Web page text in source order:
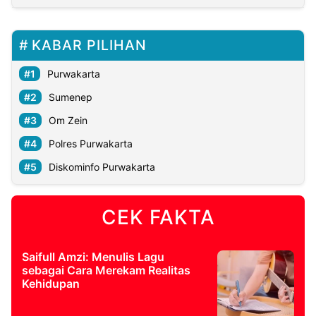
KABAR PILIHAN
Purwakarta
Sumenep
Om Zein
Polres Purwakarta
Diskominfo Purwakarta
CEK FAKTA
Saifull Amzi: Menulis Lagu
sebagai Cara Merekam Realitas
Kehidupan